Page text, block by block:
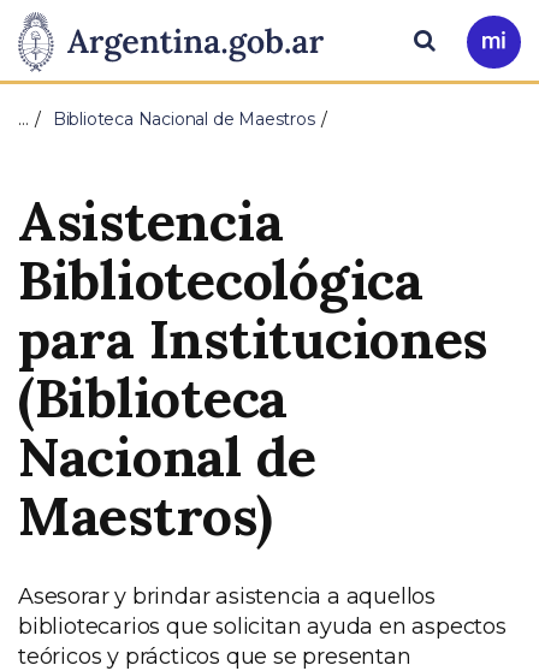
Presidencia
de
Nación
Pasar al contenido principal
Ir
a
Buscar
… Biblioteca Nacional de Maestros
Asistencia
Bibliotecológica
para Instituciones
(Biblioteca
Nacional de
Maestros)
Asesorar y brindar asistencia a aquellos
bibliotecarios que solicitan ayuda en aspectos
teóricos y prácticos que se presentan